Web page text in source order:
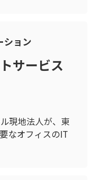
ション
サービス
現地法人が、 東
なオフィスのIT